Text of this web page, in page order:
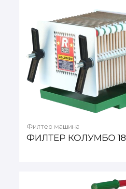
Филтер машина
ФИЛТЕР КОЛУМБО 18